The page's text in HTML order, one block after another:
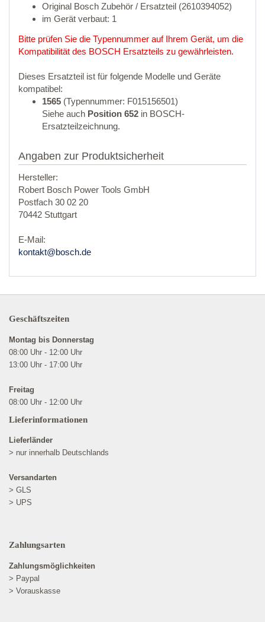
Original Bosch Zubehör / Ersatzteil (2610394052)
im Gerät verbaut: 1
Bitte prüfen Sie die Typennummer auf Ihrem Gerät, um die
Kompatibilität des BOSCH Ersatzteils zu gewährleisten.
Dieses Ersatzteil ist für folgende Modelle und Geräte
kompatibel:
1565 (Typennummer: F015156501)
Siehe auch Position 652 in BOSCH-
Ersatzteilzeichnung.
Angaben zur Produktsicherheit
Hersteller:
Robert Bosch Power Tools GmbH
Postfach 30 02 20
70442 Stuttgart
E-Mail:
kontakt@bosch.de
Geschäftszeiten
Montag bis Donnerstag
08:00 Uhr - 12:00 Uhr
13:00 Uhr - 17:00 Uhr
Freitag
08:00 Uhr - 12:00 Uhr
Lieferinformationen
Lieferländer
> nur innerhalb Deutschlands
Versandarten
> GLS
> UPS
Zahlungsarten
Zahlungsmöglichkeiten
> Paypal
> Vorauskasse